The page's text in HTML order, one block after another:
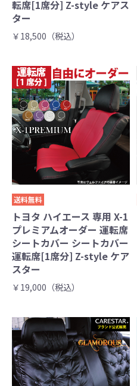
転席[1席分] Z-style ケアス
ター
￥18,500（税込）
送料無料
トヨタ ハイエース 専用 X-1
プレミアムオーダー 運転席
シートカバー シートカバー
運転席[1席分] Z-style ケア
スター
￥19,000（税込）